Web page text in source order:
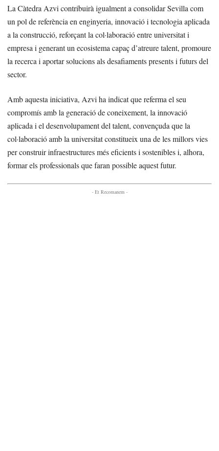
La Càtedra Azvi contribuirà igualment a consolidar Sevilla com
un pol de referència en enginyeria, innovació i tecnologia aplicada
a la construcció, reforçant la col·laboració entre universitat i
empresa i generant un ecosistema capaç d’atreure talent, promoure
la recerca i aportar solucions als desafiaments presents i futurs del
sector.
Amb aquesta iniciativa, Azvi ha indicat que referma el seu
compromís amb la generació de coneixement, la innovació
aplicada i el desenvolupament del talent, convençuda que la
col·laboració amb la universitat constitueix una de les millors vies
per construir infraestructures més eficients i sostenibles i, alhora,
formar els professionals que faran possible aquest futur.
- Et Recomanem -